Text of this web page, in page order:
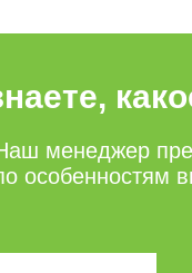
менеджер
особенностям